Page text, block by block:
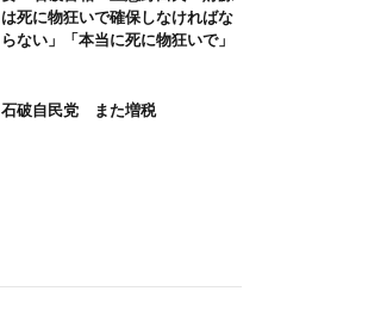
は死に物狂いで確保しなければな
らない」「本当に死に物狂いで」
石破自民党 また増税